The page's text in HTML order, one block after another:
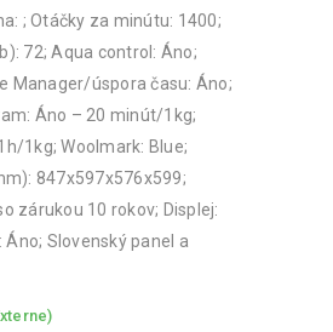
; Otáčky za minútu: 1400;
72; Aqua control: Áno;
Manager/úspora času: Áno;
Áno – 20 minút/1kg;
1kg; Woolmark: Blue;
847x597x576x599;
zárukou 10 rokov; Displej:
Áno; Slovenský panel a